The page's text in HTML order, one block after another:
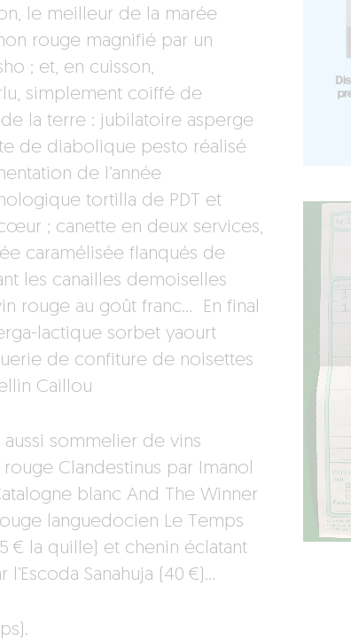
le meilleur de la marée
rouge magnifié par un
; et, en cuisson,
simplement coiffé de
la terre : jubilatoire asperge
de diabolique pesto réalisé
de l’année
tortilla de PDT et
; canette en deux services,
caramélisée flanqués de
les canailles demoiselles
rouge au goût franc… En final
lactique sorbet yaourt
de confiture de noisettes
Caillou
aussi sommelier de vins
Clandestinus par Imanol
blanc And The Winner
languedocien Le Temps
€ la quille) et chenin éclatant
Sanahuja (40 €)…